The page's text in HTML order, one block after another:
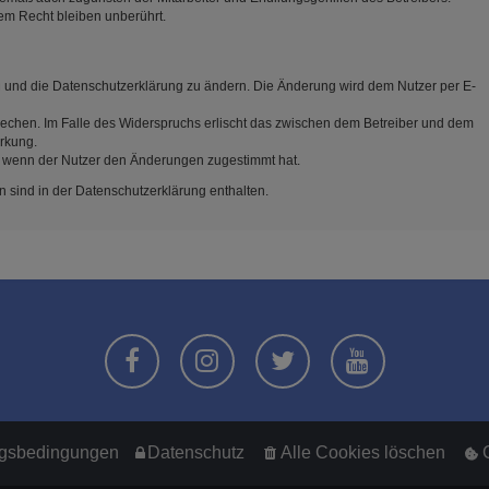
Recht bleiben unberührt.
die Datenschutzerklärung zu ändern. Die Änderung wird dem Nutzer per E-
Im Falle des Widerspruchs erlischt das zwischen dem Betreiber und dem
der Nutzer den Änderungen zugestimmt hat.
in der Datenschutzerklärung enthalten.
Alle Cookies löschen
Datenschutz